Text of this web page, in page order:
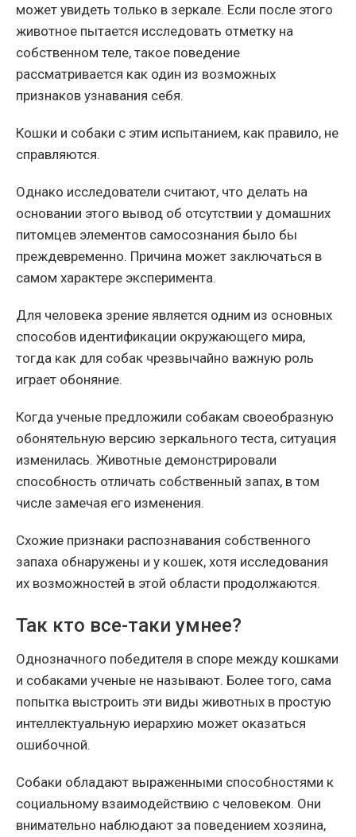
может увидеть только в зеркале. Если после этого
животное пытается исследовать отметку на
собственном теле, такое поведение
рассматривается как один из возможных
признаков узнавания себя.
Кошки и собаки с этим испытанием, как правило, не
справляются.
Однако исследователи считают, что делать на
основании этого вывод об отсутствии у домашних
питомцев элементов самосознания было бы
преждевременно. Причина может заключаться в
самом характере эксперимента.
Для человека зрение является одним из основных
способов идентификации окружающего мира,
тогда как для собак чрезвычайно важную роль
играет обоняние.
Когда ученые предложили собакам своеобразную
обонятельную версию зеркального теста, ситуация
изменилась. Животные демонстрировали
способность отличать собственный запах, в том
числе замечая его изменения.
Схожие признаки распознавания собственного
запаха обнаружены и у кошек, хотя исследования
их возможностей в этой области продолжаются.
Так кто все-таки умнее?
Однозначного победителя в споре между кошками
и собаками ученые не называют. Более того, сама
попытка выстроить эти виды животных в простую
интеллектуальную иерархию может оказаться
ошибочной.
Собаки обладают выраженными способностями к
социальному взаимодействию с человеком. Они
внимательно наблюдают за поведением хозяина,